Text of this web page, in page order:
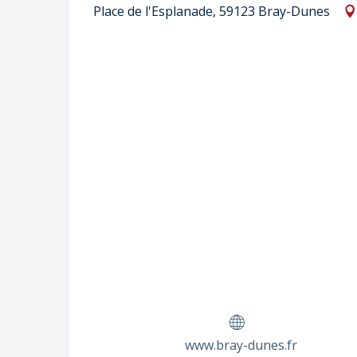
Place de l'Esplanade, 59123 Bray-Dunes
www.bray-dunes.fr